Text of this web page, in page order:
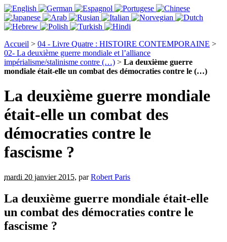
Accueil > 04 - Livre Quatre : HISTOIRE CONTEMPORAINE >
02- La deuxième guerre mondiale et l’alliance
impérialisme/stalinisme contre (…) > La deuxième guerre
mondiale était-elle un combat des démocraties contre le (…)
La deuxième guerre mondiale
était-elle un combat des
démocraties contre le
fascisme ?
mardi 20 janvier 2015, parRobert Paris
La deuxième guerre mondiale était-elle
un combat des démocraties contre le
fascisme ?